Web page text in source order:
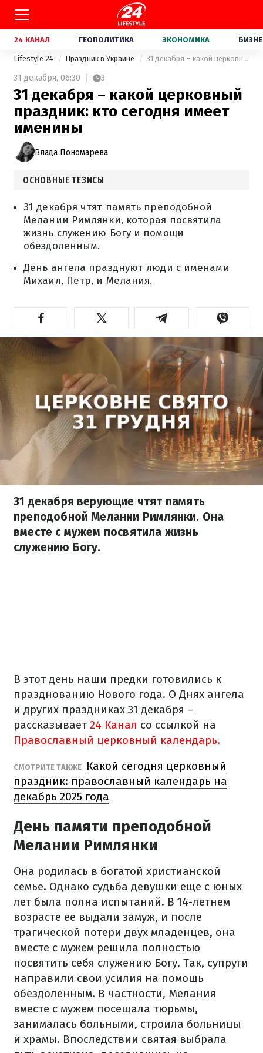
24 КАНАЛ ГЕОПОЛИТИКА ЭКОНОМИКА
Lifestyle 24 Праздник в Украине 31 декабря – какой церковный праздник: кто сегодня имеет именины
31 декабря, 06:30 3
31 декабря – какой церковный
праздник: кто сегодня имеет
именины
Влада Пономарева
ОСНОВНЫЕ ТЕЗИСЫ
31 декабря чтят память преподобной
Мелании Римлянки, которая посвятила
жизнь служению Богу и помощи
обездоленным.
День ангела празднуют люди с именами
Михаил, Петр, и Мелания.
31 декабря верующие чтят память
преподобной Мелании Римлянки. Она
вместе с мужем посвятила жизнь
служению Богу.
В этот день наши предки готовились к
празднованию Нового года. О Днях ангела
и других праздниках 31 декабря –
рассказывает24 Канал со ссылкой на
Православный церковный календарь.
СМОТРИТЕ ТАКЖЕ
Какой сегодня церковный
праздник: православный календарь на
декабрь 2025 года
День памяти преподобной
Мелании Римлянки
Она родилась в богатой христианской
семье. Однако судьба девушки еще с юных
лет была полна испытаний. В 14-летнем
возрасте ее выдали замуж, и после
трагической потери двух младенцев, она
вместе с мужем решила полностью
посвятить себя служению Богу. Так, супруги
направили свои усилия на помощь
обездоленным. В частности, Мелания
вместе с мужем посещала тюрьмы,
занималась больными, строила больницы
и храмы. Впоследствии святая выбрала